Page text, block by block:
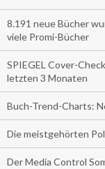
8.191 neue Bücher
viele Promi-Bücher
SPIEGEL Cover-
letzten 3 Monaten
Buch-Trend-Charts:
Die meistgehörten
Der Media Control